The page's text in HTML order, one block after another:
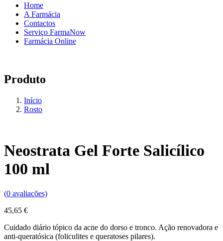
Home
A Farmácia
Contactos
Serviço FarmaNow
Farmácia Online
Produto
Início
Rosto
Neostrata Gel Forte Salicílico
100 ml
(0 avaliações)
45,65 €
Cuidado diário tópico da acne do dorso e tronco. Ação renovadora e
anti-queratósica (foliculites e queratoses pilares).